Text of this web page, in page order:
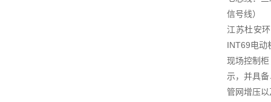
信号线）
江苏杜安
INT69电动
现场控制
示，并具
管网增压